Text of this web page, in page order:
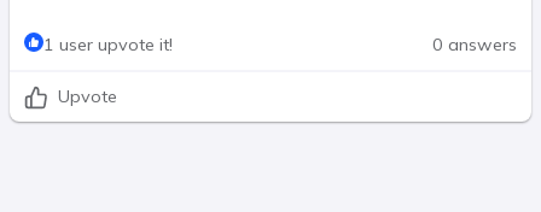
1 user upvote it! 0 answers
Upvote